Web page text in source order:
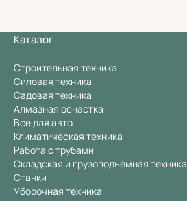
Каталог
Строительная техника
Силовая техника
Садовая техника
Алмазная оснастка
Все для авто
Климатическая техника
Работа с трубами
Складская и грузоподъёмная техника
Станки
Уборочная техника